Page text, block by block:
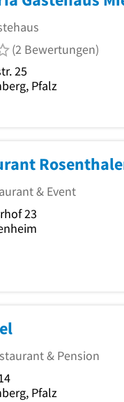
3 von 5 Sternen
(2 Bewertungen)
25
Pfalz
& Event
23
& Pension
Pfalz